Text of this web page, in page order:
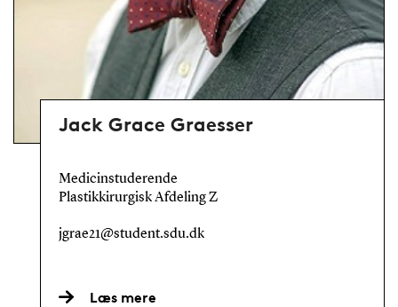
Jack Grace Graesser
Medicinstuderende
Plastikkirurgisk Afdeling Z
jgrae21@student.sdu.dk
Læs mere